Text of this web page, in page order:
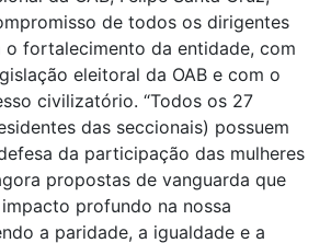
de todos os dirigentes
o fortalecimento da entidade, com
eleitoral da OAB e com o
civilizatório. “Todos os 27
das seccionais) possuem
da participação das mulheres
propostas de vanguarda que
profundo na nossa
a paridade, a igualdade e a